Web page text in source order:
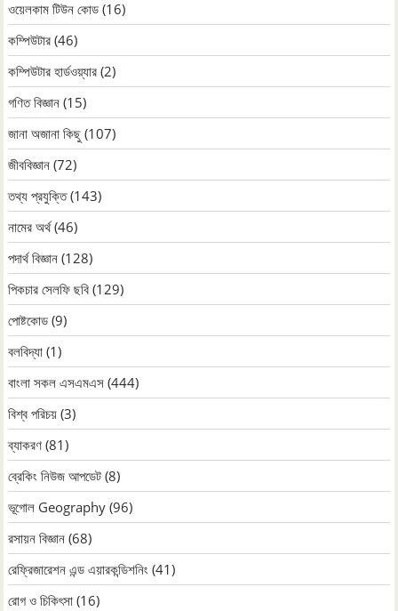
ওয়েলকাম টিউন কোড (16)
কম্পিউটার (46)
কম্পিউটার হার্ডওয়্যার (2)
গণিত বিজ্ঞান (15)
জানা অজানা কিছু (107)
জীববিজ্ঞান (72)
তথ্য প্রযুক্তি(143)
নামের অর্থ(46)
পদার্থ বিজ্ঞান (128)
পিকচার সেলফি ছবি (129)
পোষ্টকোড (9)
বলবিদ্যা (1)
বাংলা সকল এসএমএস (444)
বিশ্ব পরিচয় (3)
ব্যাকরণ (81)
ব্রেকিং নিউজ আপডেট (8)
ভূগোল Geography (96)
রসায়ন বিজ্ঞান (68)
রেফ্রিজারেশন এন্ড এয়ারকন্ডিশনিং (41)
রোগ ও চিকিৎসা (16)